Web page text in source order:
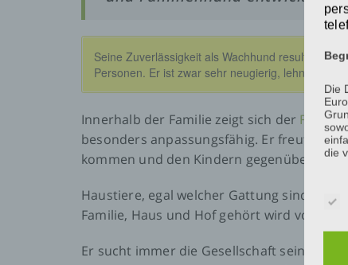
Seine Zuverlässigkeit als Wachhund resultiert
Personen. Er ist zwar sehr neugierig, lehnt aber
Innerhalb der Familie zeigt sich der Fila
besonders anpassungsfähig. Er freut sich
kommen und den Kindern gegenüber ist
Haustiere, egal welcher Gattung sind mit
Familie, Haus und Hof gehört wird von ihm
Er sucht immer die Gesellschaft seiner
Die
die